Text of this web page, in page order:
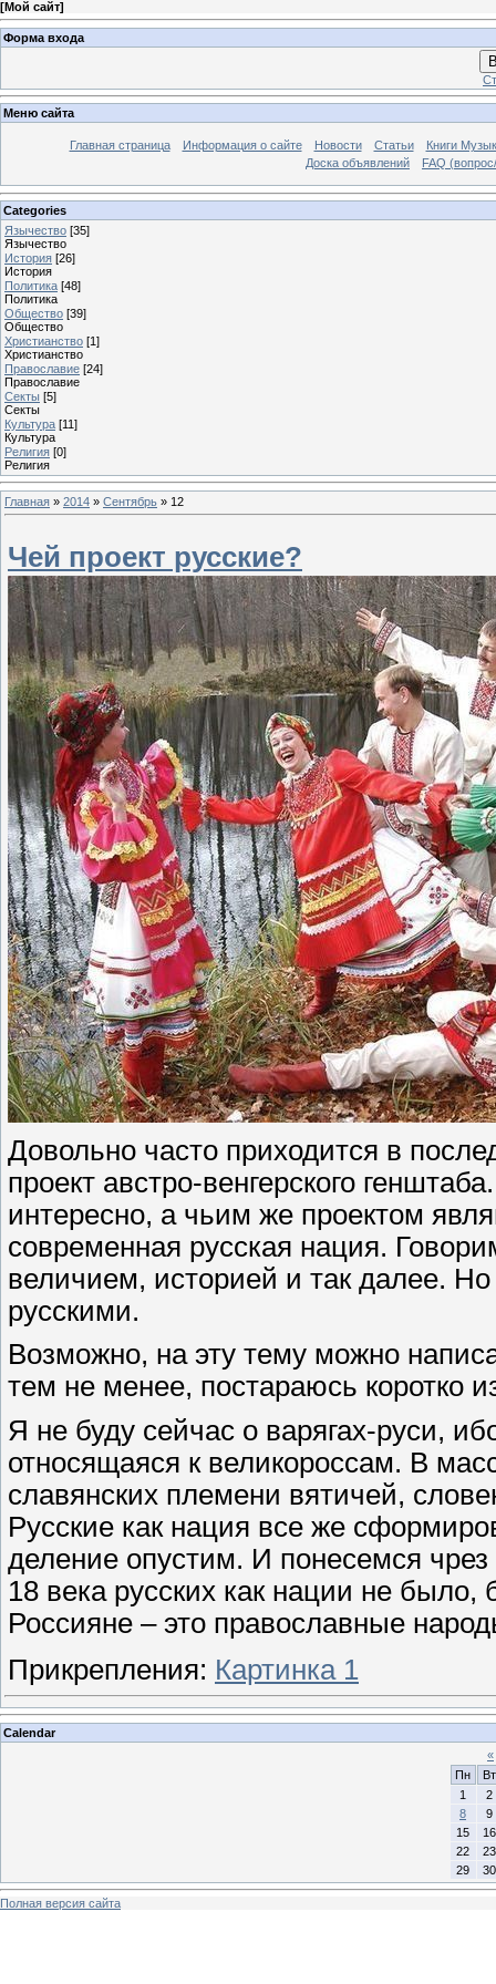
[Мой сайт]
Форма входа
Меню сайта
Главная страница Информация о сайте Новости Статьи
Книги
Доска объявлений
FAQ
Categories
Язычество [35]
Язычество
История [26]
История
Политика [48]
Политика
Общество [39]
Общество
Христианство [1]
Христианство
Православие [24]
Православие
Секты [5]
Секты
Культура [11]
Культура
Религия [0]
Религия
Главная » 2014 » Сентябрь » 12
Чей проект русские?
Довольно часто приходится в
проект австро-венгерского
интересно, а чьим же проектом
современная русская нация.
величием, историей и так далее.
русскими.
Возможно, на эту тему можно
тем не менее, постараюсь коротко
Я не буду сейчас о варягах-руси,
относящаяся к великороссам. В
славянских племени вятичей,
Русские как нация все же
деление опустим. И понесемся
18 века русских как нации не
Россияне – это православные
Прикрепления: Картинка 1
Calendar
«
Пн
Вт
1
2
8
9
15
16
22
23
29
30
Полная версия сайта